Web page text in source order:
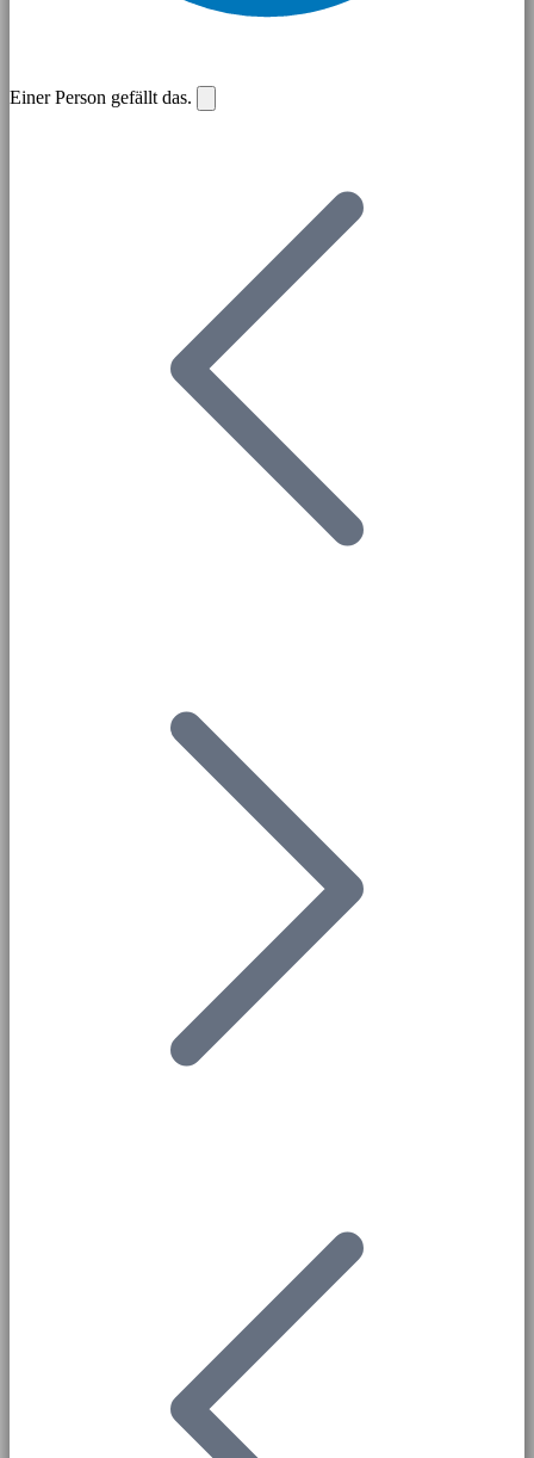
Einer Person gefällt das.